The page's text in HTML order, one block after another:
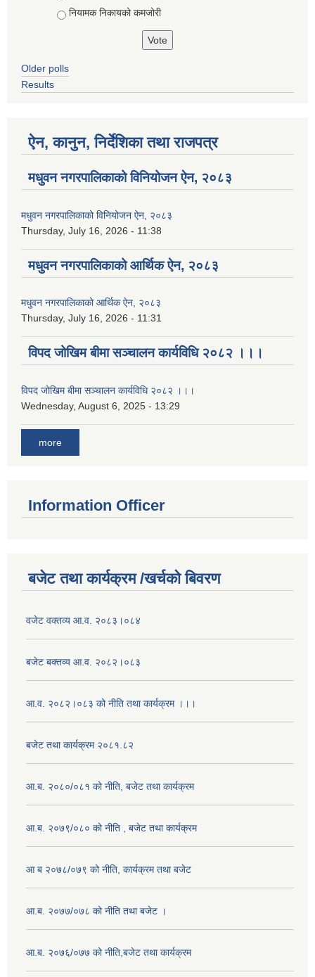
नियामक निकायको कमजोरी
Older polls
Results
ऐन, कानुन, निर्देशिका तथा राजपत्र
मधुवन नगरपालिकाको विनियोजन ऐन, २०८३
मधुवन नगरपालिकाको विनियोजन ऐन, २०८३
Thursday, July 16, 2026 - 11:38
मधुवन नगरपालिकाको आर्थिक ऐन, २०८३
मधुवन नगरपालिकाको आर्थिक ऐन, २०८३
Thursday, July 16, 2026 - 11:31
विपद जोखिम बीमा सञ्चालन कार्यविधि २०८२ ।।।
विपद जोखिम बीमा सञ्चालन कार्यविधि २०८२ ।।।
Wednesday, August 6, 2025 - 13:29
more
Information Officer
बजेट तथा कार्यक्रम /खर्चको बिवरण
वजेट वक्तव्य आ.व. २०८३।०८४
बजेट बक्तव्य आ.व. २०८२।०८३
आ.व. २०८२।०८३ को नीति तथा कार्यक्रम ।।।
बजेट तथा कार्यक्रम २०८१.८२
आ.ब. २०८०/०८१ को नीति, बजेट तथा कार्यक्रम
आ.ब. २०७९/०८० को नीति , बजेट तथा कार्यक्रम
आ ब २०७८/०७९ को नीति, कार्यक्रम तथा बजेट
आ.ब. २०७७/०७८ को नीति तथा बजेट ।
आ.ब. २०७६/०७७ को नीति,बजेट तथा कार्यक्रम